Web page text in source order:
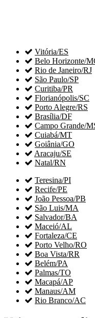
 Vitória/ES
 Belo Horizonte/
 Rio de Janeiro/RJ
 São Paulo/SP
 Curitiba/PR
 Florianópolis/SC
 Porto Alegre/RS
 Brasília/DF
 Campo Grande/
 Cuiabá/MT
 Goiânia/GO
 Aracaju/SE
 Natal/RN
 Teresina/PI
 Recife/PE
 João Pessoa/PB
 São Luis/MA
 Salvador/BA
 Maceió/AL
 Fortaleza/CE
 Porto Velho/RO
 Boa Vista/RR
 Belém/PA
 Palmas/TO
 Macapá/AP
 Manaus/AM
 Rio Branco/AC